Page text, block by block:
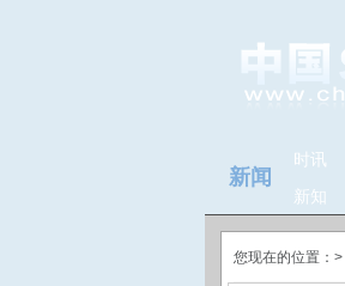
新闻
时讯
新知
您现在的位置：>